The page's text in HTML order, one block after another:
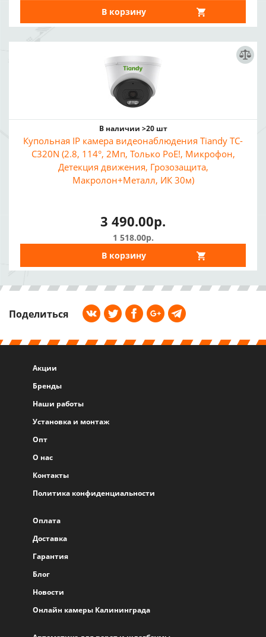
В корзину
В наличии >20 шт
Купольная IP камера видеонаблюдения Tiandy TC-
C320N (2.8, 114°, 2Мп, Только PoE!, Микрофон,
Детекция движения, Грозозащита,
Макролон+Металл, ИК 30м)
3 490.00р.
1 518.00р.
В корзину
Поделиться
Акции
Бренды
Наши работы
Установка и монтаж
Опт
О нас
Контакты
Политика конфиденциальности
Оплата
Доставка
Гарантия
Блог
Новости
Онлайн камеры Калининграда